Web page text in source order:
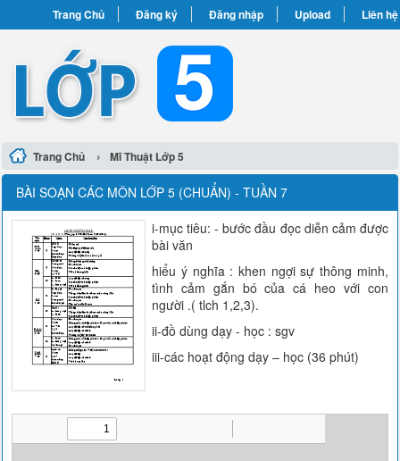
Trang Chủ Đăng ký Đăng nhập Upload Liên hệ
Trang Chủ › Mĩ Thuật Lớp 5
BÀI SOẠN CÁC MÔN LỚP 5 (CHUẨN) - TUẦN 7
i-mục tiêu: - bước đầu đọc diễn cảm được
bài văn
hiểu ý nghĩa : khen ngợi sự thông minh,
tình cảm gắn bó của cá heo với con
người .( tlch 1,2,3).
ii-đồ dùng dạy - học : sgv
iii-các hoạt động dạy – học (36 phút)